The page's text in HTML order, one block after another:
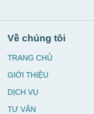
Về chúng tôi
TRANG CHỦ
GIỚI THIỆU
DỊCH VỤ
TƯ VẤN